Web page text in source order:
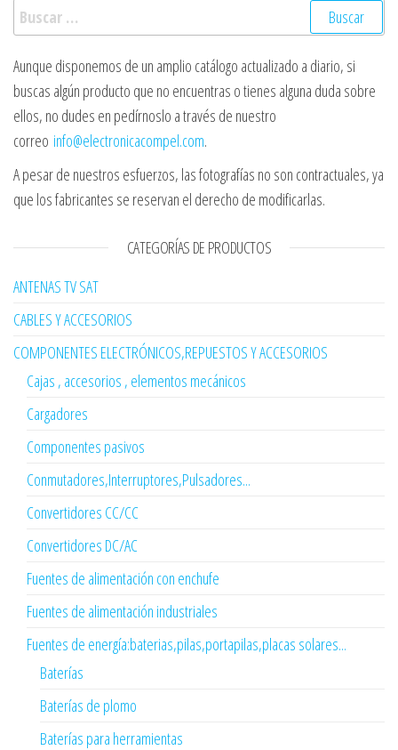
Buscar:
Aunque disponemos de un amplio catálogo actualizado a diario, si
buscas algún producto que no encuentras o tienes alguna duda sobre
ellos, no dudes en pedírnoslo a través de nuestro
correo info@electronicacompel.com.
A pesar de nuestros esfuerzos, las fotografías no son contractuales, ya
que los fabricantes se reservan el derecho de modificarlas.
CATEGORÍAS DE PRODUCTOS
ANTENAS TV SAT
CABLES Y ACCESORIOS
COMPONENTES ELECTRÓNICOS,REPUESTOS Y ACCESORIOS
Cajas , accesorios , elementos mecánicos
Cargadores
Componentes pasivos
Conmutadores,Interruptores,Pulsadores...
Convertidores CC/CC
Convertidores DC/AC
Fuentes de alimentación con enchufe
Fuentes de alimentación industriales
Fuentes de energía:baterias,pilas,portapilas,placas solares...
Baterías
Baterías de plomo
Baterías para herramientas